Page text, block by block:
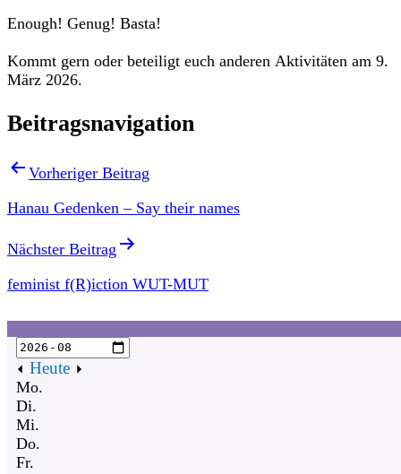
Enough! Genug! Basta!
Kommt gern oder beteiligt euch anderen Aktivitäten am 9.
März 2026.
Beitragsnavigation
Vorheriger Beitrag
Hanau Gedenken – Say their names
Nächster Beitrag
feminist f(R)iction WUT-MUT
Heute
Mo.
Di.
Mi.
Do.
Fr.